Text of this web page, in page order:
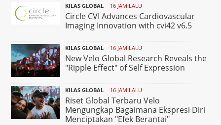
KILAS GLOBAL 16 JAM LALU
Circle CVI Advances Cardiovascular
Imaging Innovation with cvi42 v6.5
KILAS GLOBAL 16 JAM LALU
New Velo Global Research Reveals the
"Ripple Effect" of Self Expression
KILAS GLOBAL 16 JAM LALU
Riset Global Terbaru Velo
Mengungkap Bagaimana Ekspresi Diri
Menciptakan "Efek Berantai"